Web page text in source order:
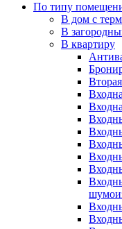
По типу
В дом с
В
В квартиру